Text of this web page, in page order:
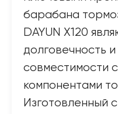
барабана
DAYUN X120
долговечность
совместимости
компонентами
Изготовленный